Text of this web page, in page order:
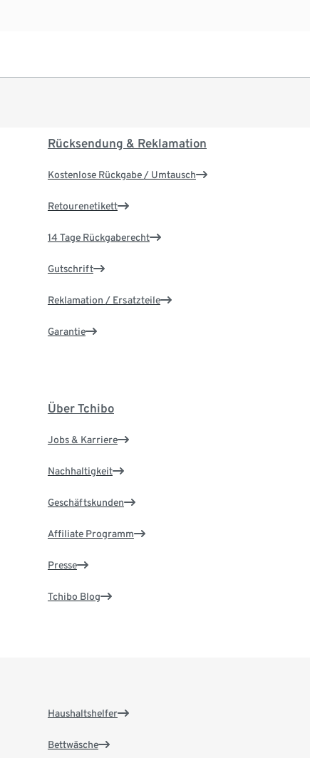
Rücksendung & Reklamation
Kostenlose Rückgabe / Umtausch
Retourenetikett
14 Tage Rückgaberecht
Gutschrift
Reklamation / Ersatzteile
Garantie
Über Tchibo
Jobs & Karriere
Nachhaltigkeit
Geschäftskunden
Affiliate Programm
Presse
Tchibo Blog
Haushaltshelfer
Bettwäsche